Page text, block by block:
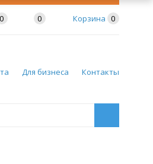
0 0 Корзина 0
Для бизнеса Контакты